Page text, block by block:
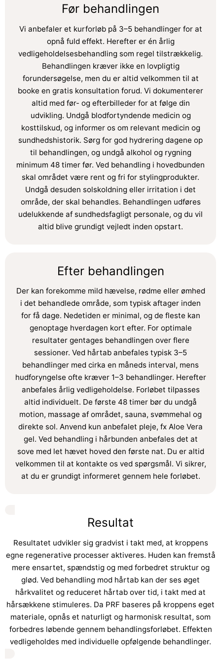
Før behandlingen
Vi anbefaler et kurforløb på 3–5 behandlinger for at
opnå fuld effekt. Herefter er én årlig
vedligeholdelsesbehandling som regel tilstrækkelig.
Behandlingen kræver ikke en lovpligtig
forundersøgelse, men du er altid velkommen til at
booke en gratis konsultation forud. Vi dokumenterer
altid med før- og efterbilleder for at følge din
udvikling. Undgå blodfortyndende medicin og
kosttilskud, og informer os om relevant medicin og
sundhedshistorik. Sørg for god hydrering dagene op
til behandlingen, og undgå alkohol og rygning
minimum 48 timer før. Ved behandling i hovedbunden
skal området være rent og fri for stylingprodukter.
Undgå desuden solskoldning eller irritation i det
område, der skal behandles. Behandlingen udføres
udelukkende af sundhedsfagligt personale, og du vil
altid blive grundigt vejledt inden opstart.
Efter behandlingen
Der kan forekomme mild hævelse, rødme eller ømhed
i det behandlede område, som typisk aftager inden
for få dage. Nedetiden er minimal, og de fleste kan
genoptage hverdagen kort efter. For optimale
resultater gentages behandlingen over flere
sessioner. Ved hårtab anbefales typisk 3–5
behandlinger med cirka en måneds interval, mens
hudforyngelse ofte kræver 1–3 behandlinger. Herefter
anbefales årlig vedligeholdelse. Forløbet tilpasses
altid individuelt. De første 48 timer bør du undgå
motion, massage af området, sauna, svømmehal og
direkte sol. Anvend kun anbefalet pleje, fx Aloe Vera
gel. Ved behandling i hårbunden anbefales det at
sove med let hævet hoved den første nat. Du er altid
velkommen til at kontakte os ved spørgsmål. Vi sikrer,
at du er grundigt informeret gennem hele forløbet.
Resultat
Resultatet udvikler sig gradvist i takt med, at kroppens
egne regenerative processer aktiveres. Huden kan fremstå
mere ensartet, spændstig og med forbedret struktur og
glød. Ved behandling mod hårtab kan der ses øget
hårkvalitet og reduceret hårtab over tid, i takt med at
hårsækkene stimuleres. Da PRF baseres på kroppens eget
materiale, opnås et naturligt og harmonisk resultat, som
forbedres løbende gennem behandlingsforløbet. Effekten
vedligeholdes med individuelle opfølgende behandlinger.